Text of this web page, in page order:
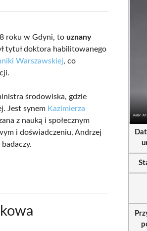
roku w Gdyni, touznany
tytuł doktora habilitowanego
Warszawskiej, co
środowiska, gdzie
Jest synem Kazimierza
z nauką i społecznym
i doświadczeniu, Andrzej